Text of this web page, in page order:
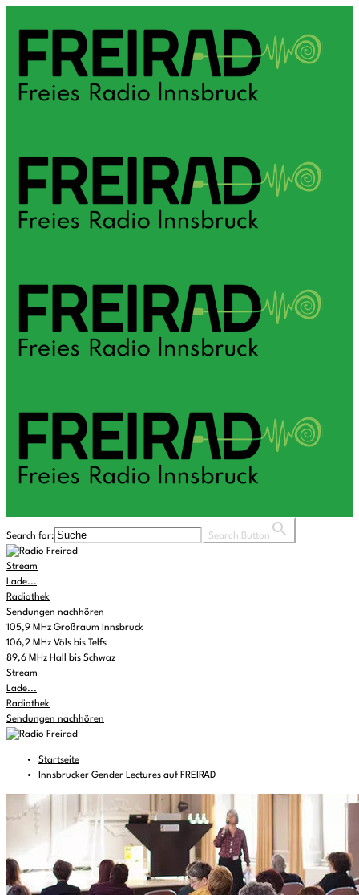
Search for: Search Button
Stream
Lade...
Radiothek
Sendungen nachhören
105,9 MHz Großraum Innsbruck
106,2 MHz Völs bis Telfs
89,6 MHz Hall bis Schwaz
Stream
Lade...
Radiothek
Sendungen nachhören
Startseite
Innsbrucker Gender Lectures auf FREIRAD